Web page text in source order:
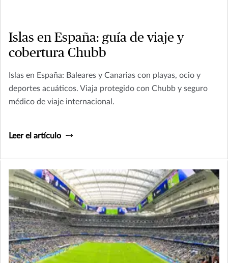
Islas en España: guía de viaje y
cobertura Chubb
Islas en España: Baleares y Canarias con playas, ocio y
deportes acuáticos. Viaja protegido con Chubb y seguro
médico de viaje internacional.
Leer el artículo